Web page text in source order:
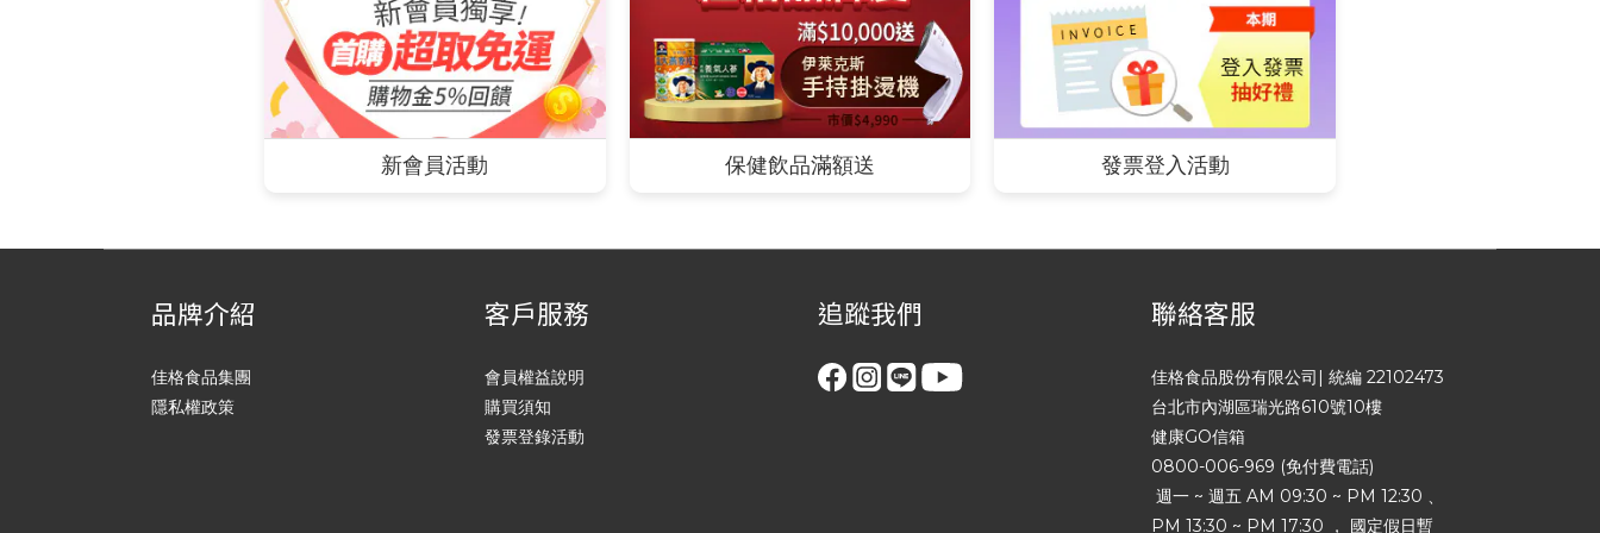
新會員活動 保健飲品滿額送 發票登入活動
品牌介紹
佳格食品集團
隱私權政策
客戶服務
會員權益說明
購買須知
發票登錄活動
追蹤我們 聯絡客服
佳格食品股份有限公司| 統編 22102473
台北市內湖區瑞光路610號10樓
健康GO信箱
0800-006-969 (免付費電話)
週一 ~ 週五 AM 09:30 ~ PM 12:30 、
PM 13:30 ~ PM 17:30 ， 國定假日暫